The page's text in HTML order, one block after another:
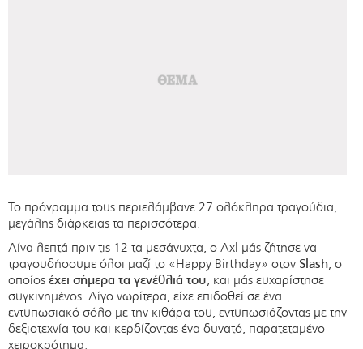
Το πρόγραμμα τους περιελάμβανε 27 ολόκληρα τραγούδια,
μεγάλης διάρκειας τα περισσότερα.
Λίγα λεπτά πριν τις 12 τα μεσάνυχτα, ο Axl μάς ζήτησε να
τραγουδήσουμε όλοι μαζί το «Happy Birthday» στον Slash , ο
οποίος έχει σήμερα τα γενέθλιά του , και μάς ευχαρίστησε
συγκινημένος. Λίγο νωρίτερα, είχε επιδοθεί σε ένα
εντυπωσιακό σόλο με την κιθάρα του, εντυπωσιάζοντας με την
δεξιοτεχνία του και κερδίζοντας ένα δυνατό, παρατεταμένο
χειροκρότημα.